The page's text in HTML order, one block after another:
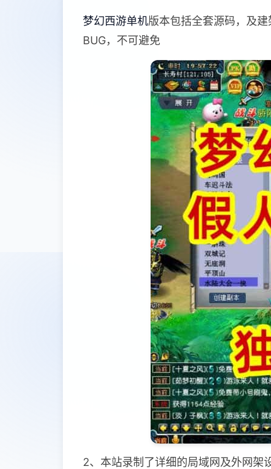
梦幻西游单机版本包括全套源码，及
BUG，不可避免
2、本站录制了详细的局域网及外网架